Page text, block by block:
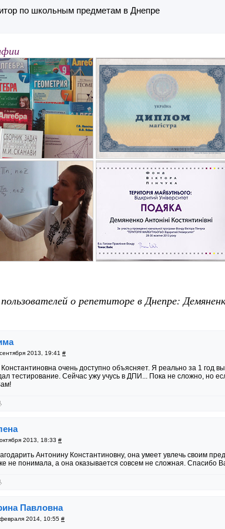
по школьным предметам в Днепре
о репетиторе в Днепре:
2013, 19:41 #
очень доступно объясняет. Я реально за 1 год
тестирование. Сейчас ужу учусь в ДПИ... Пока не сложно, но
2013, 18:33 #
Антонину Константиновну, она умеет увлечь своим
не понимала, а она оказывается совсем не сложная. Спасибо
Павловна
2014, 10:55 #